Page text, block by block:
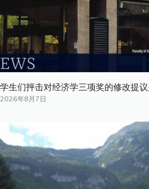
学生们抨击对经济学三项奖的修改提议
2026年8月7日